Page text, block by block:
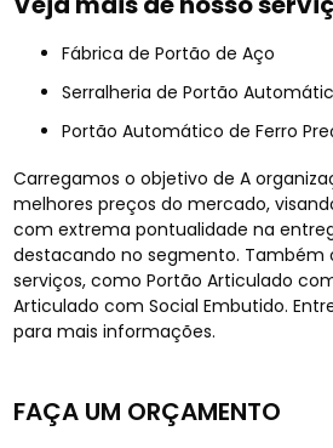
Fábrica de Portão de Aço
Serralheria de Portão
Portão Automático de Ferro
Carregamos o objetivo de A
melhores preços do mercado,
com extrema pontualidade na
destacando no segmento. Também
serviços, como Portão Articulado
Articulado com Social Embutido.
para mais informações.
FAÇA UM ORÇAMENTO